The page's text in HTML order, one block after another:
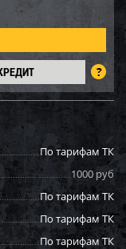
По тарифам ТК
1000 руб
По тарифам ТК
По тарифам ТК
По тарифам ТК